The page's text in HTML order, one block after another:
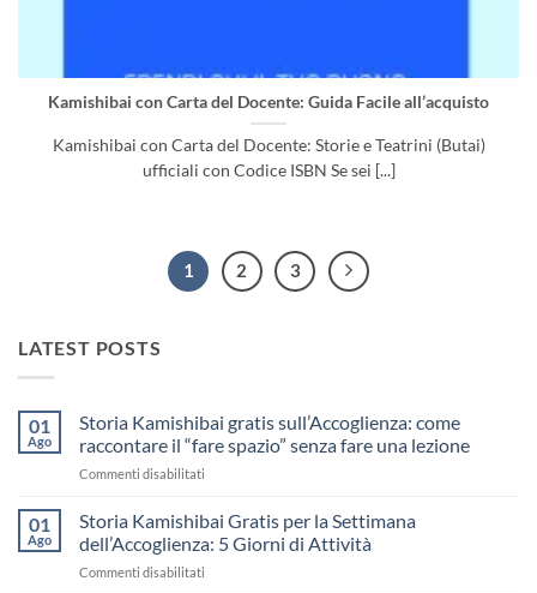
Kamishibai con Carta del Docente: Guida Facile all’acquisto
Kamishibai con Carta del Docente: Storie e Teatrini (Butai)
ufficiali con Codice ISBN Se sei [...]
1 2 3
LATEST POSTS
01
Ago
Storia Kamishibai gratis sull’Accoglienza: come
raccontare il “fare spazio” senza fare una lezione
Commenti disabilitati
Kamishibai
gratis
sull’Accoglienza:
01
Ago
Storia Kamishibai Gratis per la Settimana
dell’Accoglienza: 5 Giorni di Attività
Commenti disabilitati